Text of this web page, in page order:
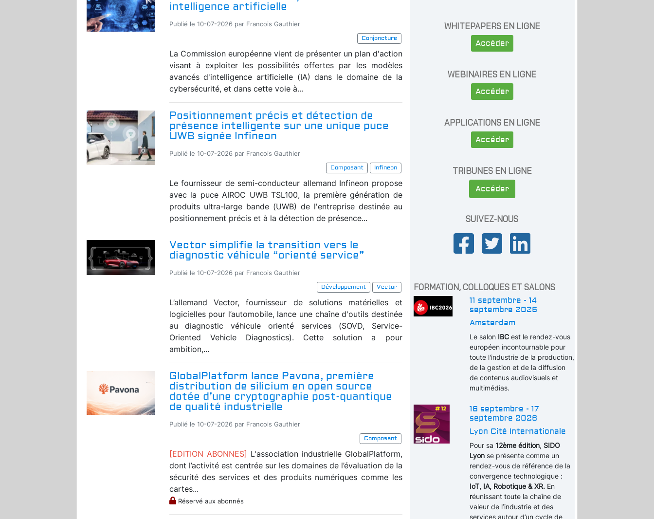
intelligence artificielle
Publié le 10-07-2026 par Francois Gauthier
Conjoncture
La Commission européenne vient de présenter un plan d'action
visant à exploiter les possibilités offertes par les modèles
avancés d'intelligence artificielle (IA) dans le domaine de la
cybersécurité, et dans cette voie à...
Positionnement précis et détection de
présence intelligente sur une unique puce
UWB signée Infineon
Publié le 10-07-2026 par Francois Gauthier
Composant
Infineon
Le fournisseur de semi-conducteur allemand Infineon propose
avec la puce AIROC UWB TSL100, la première génération de
produits ultra-large bande (UWB) de l'entreprise destinée au
positionnement précis et à la détection de présence...
Vector simplifie la transition vers le
diagnostic véhicule “orienté service”
Publié le 10-07-2026 par Francois Gauthier
Développement
Vector
L’allemand Vector, fournisseur de solutions matérielles et
logicielles pour l’automobile, lance une chaîne d'outils destinée
au diagnostic véhicule orienté services (SOVD, Service-
Oriented Vehicle Diagnostics). Cette solution a pour
ambition,...
GlobalPlatform lance Pavona, première
distribution de silicium en open source
dotée d’une cryptographie post-quantique
de qualité industrielle
Publié le 10-07-2026 par Francois Gauthier
Composant
[EDITION ABONNES] L'association industrielle GlobalPlatform,
dont l’activité est centrée sur les domaines de l’évaluation de la
sécurité des services et des produits numériques comme les
cartes...
Réservé aux abonnés
WHITEPAPERS EN LIGNE
Accéder
WEBINAIRES EN LIGNE
Accéder
APPLICATIONS EN LIGNE
Accéder
TRIBUNES EN LIGNE
Accéder
SUIVEZ-NOUS
FORMATION, COLLOQUES ET SALONS
11 septembre - 14
septembre 2026
Amsterdam
Le salonIBC est le rendez-vous
européen incontournable pour
toute l'industrie de la production,
de la gestion et de la diffusion
de contenus audiovisuels et
multimédias.
16 septembre - 17
septembre 2026
Lyon Cité Internationale
Pour sa 12ème édition, SIDO
Lyonse présente comme un
rendez-vous de référence de la
convergence technologique :
IoT, IA, Robotique & XR. En
réunissant toute la chaîne de
valeur de l’industrie et des
services autour d’un cycle de